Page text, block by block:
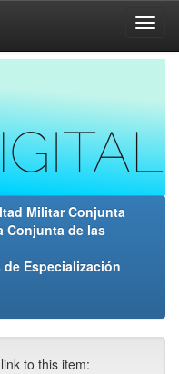
Militar Conjunta
Conjunta de las
Especialización
to this item: